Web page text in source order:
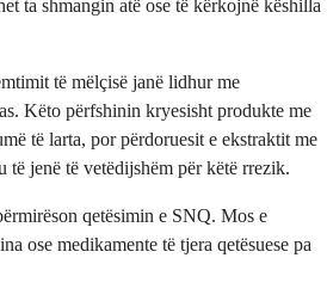
ta shmangin atë ose të kërkojnë këshilla
të mëlçisë janë lidhur me
Këto përfshinin kryesisht produkte me
të larta, por përdoruesit e ekstraktit me
të jenë të vetëdijshëm për këtë rrezik.
qetësimin e SNQ. Mos e
ose medikamente të tjera qetësuese pa